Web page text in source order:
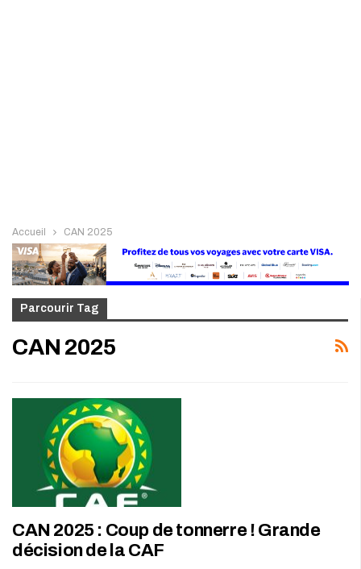
Accueil CAN 2025
Parcourir Tag
CAN 2025
CAN 2025 : Coup de tonnerre ! Grande
décision de la CAF